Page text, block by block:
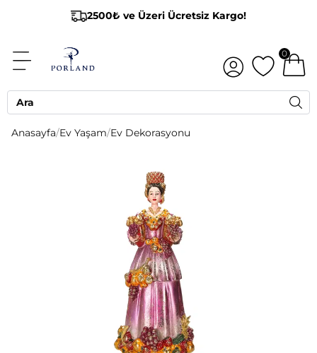
2500₺ ve Üzeri Ücretsiz Kargo!
0
Anasayfa/Ev Yaşam/Ev Dekorasyonu